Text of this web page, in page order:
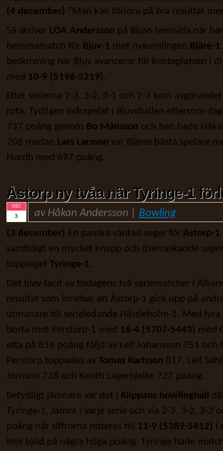
(4 december) ”Man kan förlora på bra resultat
Så skriver LOA Andersson på Bjuvs hemsida när
hemmamatch förBjuv-1 mot nykomlingen Bjäre-1
beskrivning när Bjuv avancerar till femteplatsen i
med 10-9 (5196-5219).
Efter serierna 2-3, 3-2, 3-1 och 2-3 kom
ruta. Tydligen svårspelat i Bjuvshallen eftersom
737 poäng genom Bo Månsson och han hade
706 medan Lars Larsson var Bjäres bästa spelare
Nordh med 697 poäng.
Åstorp ny tvåa när Tyringe-1
DEC
3 av Håkan Andersson | Bowling
(3 december) En ganska väntad seger för Åstorp-1
samtidigt en mycket knapp och överraskande
topplaget Tyringe-1.
Det blev facit av tisdagens två seriematcher i
resultat som innebar att Åstorp-1 gick upp på
utmanare till serieledande Hässleholm-1. Med
borta mot Perstorp-1 med 16-4 (5707-5443) med
etta på 814 poäng följd av Leif Johansson 751 och
Perstorp toppades avTomas Karlsson 817, Leif
Jönsson 738 och Kenth Lagerbjelke 727 poäng.
Betydligt jämnare var det i Klippans bowlinghall
Tyringe-1, Jämnt i varje serie och via 2-3, 3-2, 3-2
poäng när siffrorna noteras till
11-9 (5389-5412) i
inte bjöd på några höga poäng. Tyringe hade